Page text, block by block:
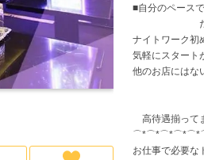
■自分のペース
だか
ナイトワーク初
気軽にスタート
他のお店にはな
高待遇揃って
お仕事で必要な